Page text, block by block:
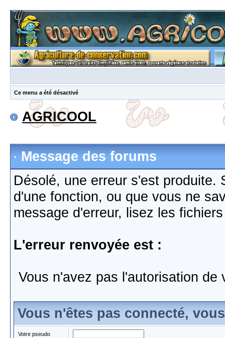
Ce menu a été désactivé
AGRICOOL
Message des forums
Désolé, une erreur s'est produite.
d'une fonction, ou que vous ne
message d'erreur, lisez les
L'erreur renvoyée est :
Vous n'avez pas l'autorisation de
Vous n'êtes pas connecté,
Votre pseudo